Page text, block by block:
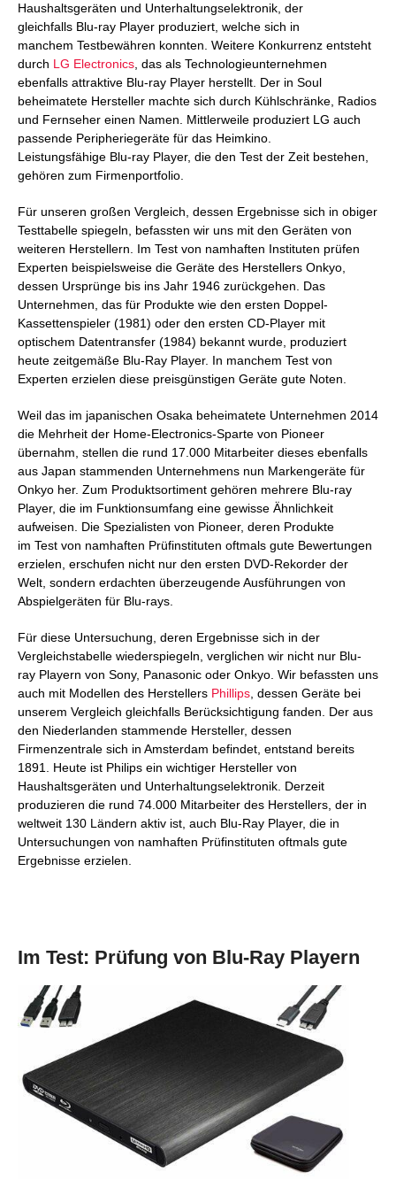
Haushaltsgeräten und Unterhaltungselektronik, der
gleichfalls Blu-ray Player produziert, welche sich in
manchem Testbewähren konnten. Weitere Konkurrenz entsteht
durch LG Electronics, das als Technologieunternehmen
ebenfalls attraktive Blu-ray Player herstellt. Der in Soul
beheimatete Hersteller machte sich durch Kühlschränke, Radios
und Fernseher einen Namen. Mittlerweile produziert LG auch
passende Peripheriegeräte für das Heimkino.
Leistungsfähige Blu-ray Player, die den Test der Zeit bestehen,
gehören zum Firmenportfolio.
Für unseren großen Vergleich, dessen Ergebnisse sich in obiger
Testtabelle spiegeln, befassten wir uns mit den Geräten von
weiteren Herstellern. Im Test von namhaften Instituten prüfen
Experten beispielsweise die Geräte des Herstellers Onkyo,
dessen Ursprünge bis ins Jahr 1946 zurückgehen. Das
Unternehmen, das für Produkte wie den ersten Doppel-
Kassettenspieler (1981) oder den ersten CD-Player mit
optischem Datentransfer (1984) bekannt wurde, produziert
heute zeitgemäße Blu-Ray Player. In manchem Test von
Experten erzielen diese preisgünstigen Geräte gute Noten.
Weil das im japanischen Osaka beheimatete Unternehmen 2014
die Mehrheit der Home-Electronics-Sparte von Pioneer
übernahm, stellen die rund 17.000 Mitarbeiter dieses ebenfalls
aus Japan stammenden Unternehmens nun Markengeräte für
Onkyo her. Zum Produktsortiment gehören mehrere Blu-ray
Player, die im Funktionsumfang eine gewisse Ähnlichkeit
aufweisen. Die Spezialisten von Pioneer, deren Produkte
im Test von namhaften Prüfinstituten oftmals gute Bewertungen
erzielen, erschufen nicht nur den ersten DVD-Rekorder der
Welt, sondern erdachten überzeugende Ausführungen von
Abspielgeräten für Blu-rays.
Für diese Untersuchung, deren Ergebnisse sich in der
Vergleichstabelle wiederspiegeln, verglichen wir nicht nur Blu-
ray Playern von Sony, Panasonic oder Onkyo. Wir befassten uns
auch mit Modellen des Herstellers Phillips, dessen Geräte bei
unserem Vergleich gleichfalls Berücksichtigung fanden. Der aus
den Niederlanden stammende Hersteller, dessen
Firmenzentrale sich in Amsterdam befindet, entstand bereits
1891. Heute ist Philips ein wichtiger Hersteller von
Haushaltsgeräten und Unterhaltungselektronik. Derzeit
produzieren die rund 74.000 Mitarbeiter des Herstellers, der in
weltweit 130 Ländern aktiv ist, auch Blu-Ray Player, die in
Untersuchungen von namhaften Prüfinstituten oftmals gute
Ergebnisse erzielen.
Im Test: Prüfung von Blu-Ray Playern